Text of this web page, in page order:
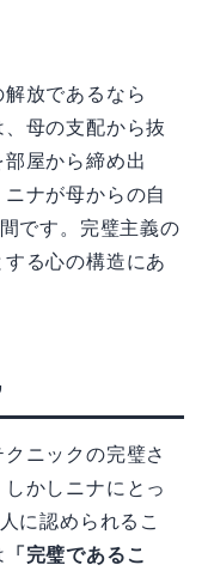
放であるなら
母の支配から抜
屋から締め出
ナが母からの自
です。完璧主義の
る心の構造にあ
ニックの完璧さ
かしニナにとっ
に認められるこ
「完璧であるこ